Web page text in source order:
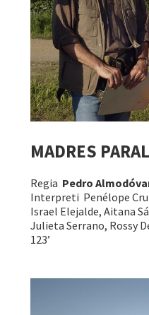
MADRES
Regia Pedro
Interpreti Penélope
Israel Elejalde, Aitana
Julieta Serrano, Rossy
123’